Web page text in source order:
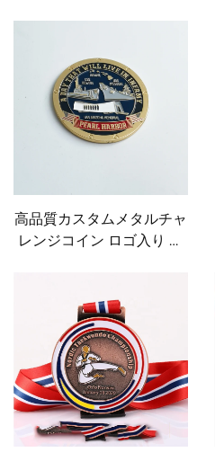
高品質カスタムメタルチャ
レンジコイン ロゴ入り 記